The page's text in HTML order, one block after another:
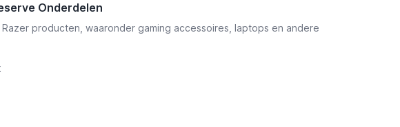
Onderdelen
producten, waaronder gaming accessoires, laptops en andere